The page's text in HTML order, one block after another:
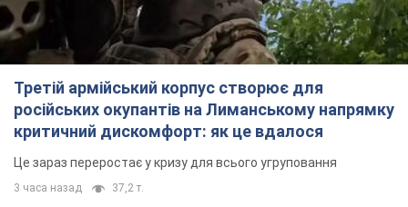
3 часа назад 37,2 т.
"Працюємо, щоб отримати пакети з ракетами
для ППО": Зеленський заслухав доповідь
Драпатого і анонсував нові кроки
Зокрема, він обговорив з головкомом кадрові питання в